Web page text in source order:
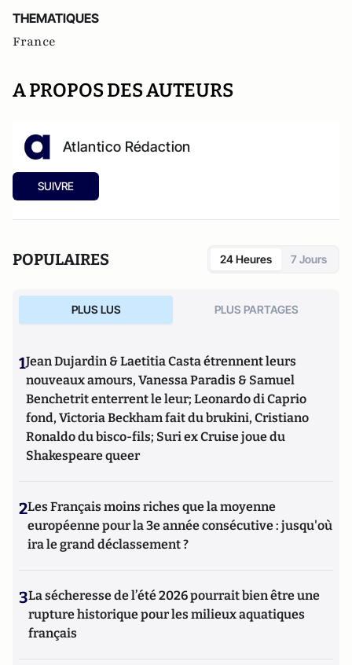
THEMATIQUES
France
A PROPOS DES AUTEURS
Atlantico Rédaction
SUIVRE
POPULAIRES 24 Heures 7 Jours
PLUS LUS PLUS PARTAGES
1Jean Dujardin & Laetitia Casta étrennent leurs
nouveaux amours, Vanessa Paradis & Samuel
Benchetrit enterrent le leur; Leonardo di Caprio
fond, Victoria Beckham fait du brukini, Cristiano
Ronaldo du bisco-fils; Suri ex Cruise joue du
Shakespeare queer
2Les Français moins riches que la moyenne
européenne pour la 3e année consécutive : jusqu'où
ira le grand déclassement ?
3La sécheresse de l’été 2026 pourrait bien être une
rupture historique pour les milieux aquatiques
français